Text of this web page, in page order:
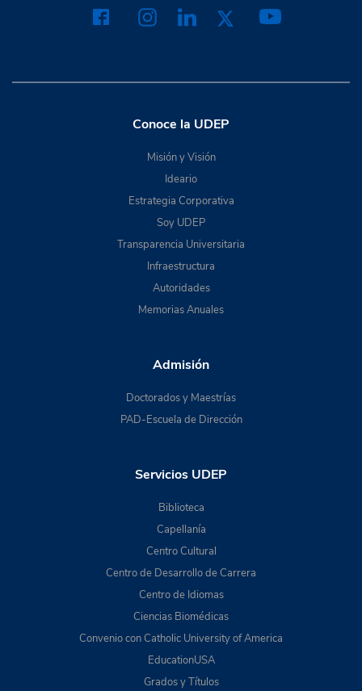
Conoce la UDEP
Misión y Visión
Ideario
Estrategia Corporativa
Soy UDEP
Transparencia Universitaria
Infraestructura
Autoridades
Memorias Anuales
Admisión
Doctorados y Maestrías
PAD-Escuela de Dirección
Servicios UDEP
Biblioteca
Capellanía
Centro Cultural
Centro de Desarrollo de Carrera
Centro de Idiomas
Ciencias Biomédicas
Convenio con Catholic University of America
EducationUSA
Grados y Títulos